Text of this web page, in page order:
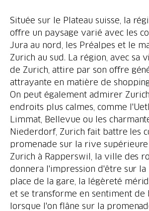
Située sur le Plateau suisse, la
offre un paysage varié avec les
Jura au nord, les Préalpes et le
Zurich au sud. La région, avec sa
de Zurich, attire par son offre
attrayante en matière de
On peut également admirer
endroits plus calmes, comme
Limmat, Bellevue ou les
Niederdorf, Zurich fait battre les
promenade sur la rive supérieure
Zurich à Rapperswil, la ville des
donnera l'impression d'être sur la
place de la gare, la légèreté
et se transforme en sentiment de
lorsque l'on flâne sur la